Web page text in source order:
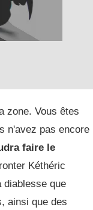
zone. Vous êtes
n'avez pas encore
faire le
Kéthéric
diablesse que
ainsi que des